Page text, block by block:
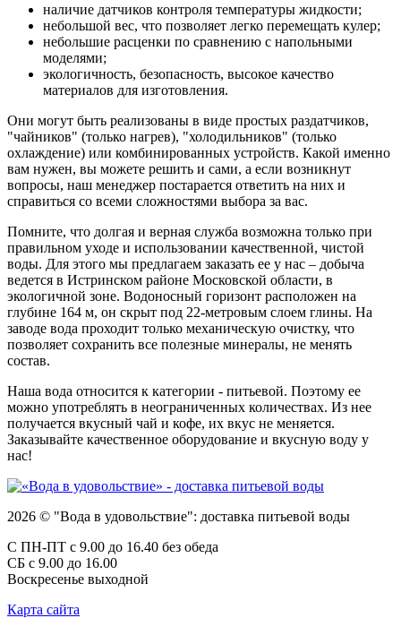
наличие датчиков контроля температуры жидкости;
небольшой вес, что позволяет легко перемещать кулер;
небольшие расценки по сравнению с напольными
моделями;
экологичность, безопасность, высокое качество
материалов для изготовления.
Они могут быть реализованы в виде простых раздатчиков,
"чайников" (только нагрев), "холодильников" (только
охлаждение) или комбинированных устройств. Какой именно
вам нужен, вы можете решить и сами, а если возникнут
вопросы, наш менеджер постарается ответить на них и
справиться со всеми сложностями выбора за вас.
Помните, что долгая и верная служба возможна только при
правильном уходе и использовании качественной, чистой
воды. Для этого мы предлагаем заказать ее у нас – добыча
ведется в Истринском районе Московской области, в
экологичной зоне. Водоносный горизонт расположен на
глубине 164 м, он скрыт под 22-метровым слоем глины. На
заводе вода проходит только механическую очистку, что
позволяет сохранить все полезные минералы, не менять
состав.
Наша вода относится к категории - питьевой. Поэтому ее
можно употреблять в неограниченных количествах. Из нее
получается вкусный чай и кофе, их вкус не меняется.
Заказывайте качественное оборудование и вкусную воду у
нас!
2026 © "Вода в удовольствие": доставка питьевой воды
С ПН-ПТ с 9.00 до 16.40 без обеда
СБ с 9.00 до 16.00
Воскресенье выходной
Карта сайта